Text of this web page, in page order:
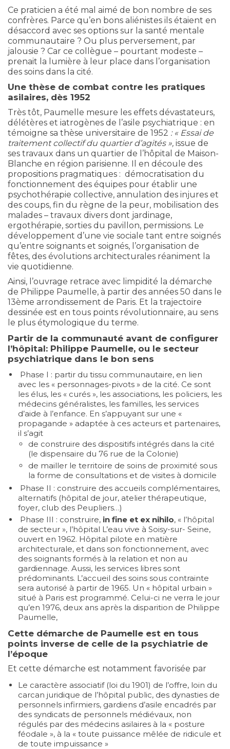
Ce praticien a été mal aimé de bon nombre de ses
confrères. Parce qu’en bons aliénistes ils étaient en
désaccord avec ses options sur la santé mentale
communautaire ? Ou plus perversement, par
jalousie ? Car ce collègue – pourtant modeste –
prenait la lumière à leur place dans l’organisation
des soins dans la cité.
Une thèse de combat contre les pratiques
asilaires, dès 1952
Très tôt, Paumelle mesure les effets dévastateurs,
délétères et iatrogènes de l’asile psychiatrique : en
témoigne sa thèse universitaire de 1952 : « Essai de
traitement collectif du quartier d’agités », issue de
ses travaux dans un quartier de l’hôpital de Maison-
Blanche en région parisienne. Il en découle des
propositions pragmatiques : démocratisation du
fonctionnement des équipes pour établir une
psychothérapie collective, annulation des injures et
des coups, fin du règne de la peur, mobilisation des
malades – travaux divers dont jardinage,
ergothérapie, sorties du pavillon, permissions. Le
développement d’une vie sociale tant entre soignés
qu’entre soignants et soignés, l’organisation de
fêtes, des évolutions architecturales réaniment la
vie quotidienne.
Ainsi, l’ouvrage retrace avec limpidité la démarche
de Philippe Paumelle, à partir des années 50 dans le
13ème arrondissement de Paris. Et la trajectoire
dessinée est en tous points révolutionnaire, au sens
le plus étymologique du terme.
Partir de la communauté avant de configurer
l’hôpital: Philippe Paumelle, ou le secteur
psychiatrique dans le bon sens
Phase I : partir du tissu communautaire, en lien
avec les « personnages-pivots » de la cité. Ce sont
les élus, les « curés », les associations, les policiers, les
médecins généralistes, les familles, les services
d’aide à l’enfance. En s’appuyant sur une «
propagande » adaptée à ces acteurs et partenaires,
il s’agit
de construire des dispositifs intégrés dans la cité
(le dispensaire du 76 rue de la Colonie)
de mailler le territoire de soins de proximité sous
la forme de consultations et de visites à domicile
Phase II : construire des accueils complémentaires,
alternatifs (hôpital de jour, atelier thérapeutique,
foyer, club des Peupliers…)
Phase III : construire, in fine et ex nihilo, « l’hôpital
de secteur », l’hôpital L’eau vive à Soisy-sur- Seine,
ouvert en 1962. Hôpital pilote en matière
architecturale, et dans son fonctionnement, avec
des soignants formés à la relation et non au
gardiennage. Aussi, les services libres sont
prédominants. L’accueil des soins sous contrainte
sera autorisé à partir de 1965. Un « hôpital urbain »
situé à Paris est programmé. Celui-ci ne verra le jour
qu’en 1976, deux ans après la disparition de Philippe
Paumelle,
Cette démarche de Paumelle est en tous
points inverse de celle de la psychiatrie de
l’époque
Et cette démarche est notamment favorisée par
Le caractère associatif (loi du 1901) de l’offre, loin du
carcan juridique de l’hôpital public, des dynasties de
personnels infirmiers, gardiens d’asile encadrés par
des syndicats de personnels médiévaux, non
régulés par des médecins asilaires à la « posture
féodale », à la « toute puissance mêlée de ridicule et
de toute impuissance »